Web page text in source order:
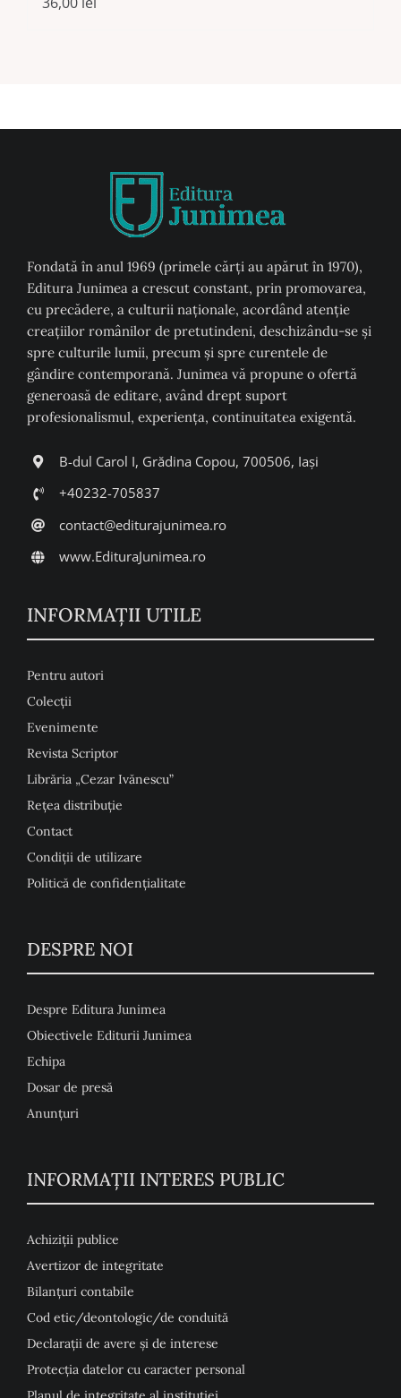
Fondată în anul 1969 (primele cărți au apărut în 1970),
Editura Junimea a crescut constant, prin promovarea,
cu precădere, a culturii naţionale, acordând atenţie
creaţiilor românilor de pretutindeni, deschizându-se şi
spre culturile lumii, precum şi spre curentele de
gândire contemporană. Junimea vă propune o ofertă
generoasă de editare, având drept suport
profesionalismul, experiența, continuitatea exigentă.
B-dul Carol I, Grădina Copou, 700506, Iași
+40232-705837
contact@editurajunimea.ro
www.EdituraJunimea.ro
INFORMAŢII UTILE
Pentru autori
Colecţii
Evenimente
Revista Scriptor
Librăria „Cezar Ivănescu”
Rețea distribuție
Contact
Condiţii de utilizare
Politică de confidențialitate
DESPRE NOI
Despre Editura Junimea
Obiectivele Editurii Junimea
Echipa
Dosar de presă
Anunţuri
INFORMAȚII INTERES PUBLIC
Achiziții publice
Avertizor de integritate
Bilanțuri contabile
Cod etic/deontologic/de conduită
Declarații de avere și de interese
Protecția datelor cu caracter personal